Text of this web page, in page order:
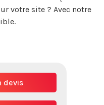
votre site ? Avec notre
devis